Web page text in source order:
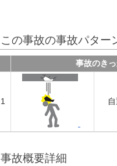
この事故の事故パター
事故のき
1
事故概要詳細